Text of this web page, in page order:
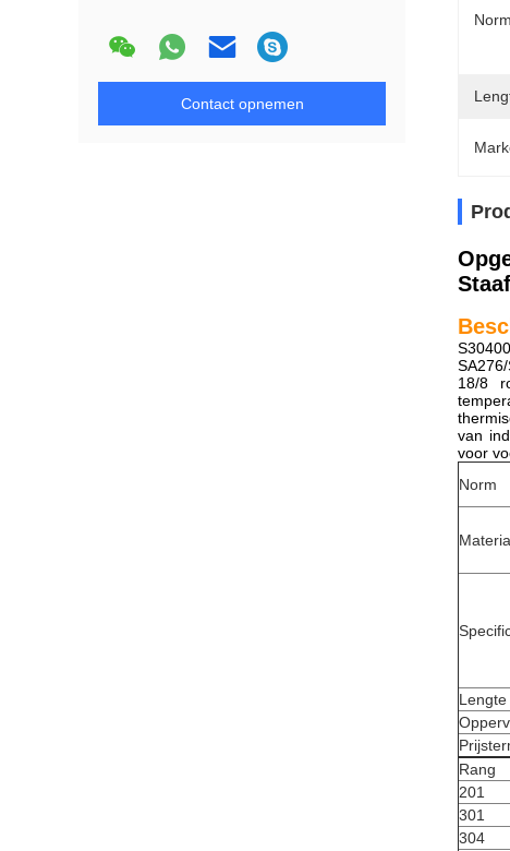
Contact opnemen
18/8
van
voor
Norm
Lengte
Rang
201
301
304